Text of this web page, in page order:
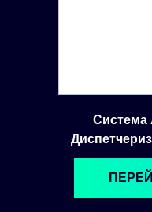
Система